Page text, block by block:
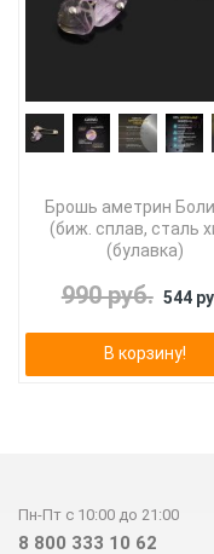
Брошь аметрин
(биж. сплав, сталь
(булавка)
990 руб. 544
В корзину!
Пн-Пт с 10:00 до 21:00
8 800 333 10 62